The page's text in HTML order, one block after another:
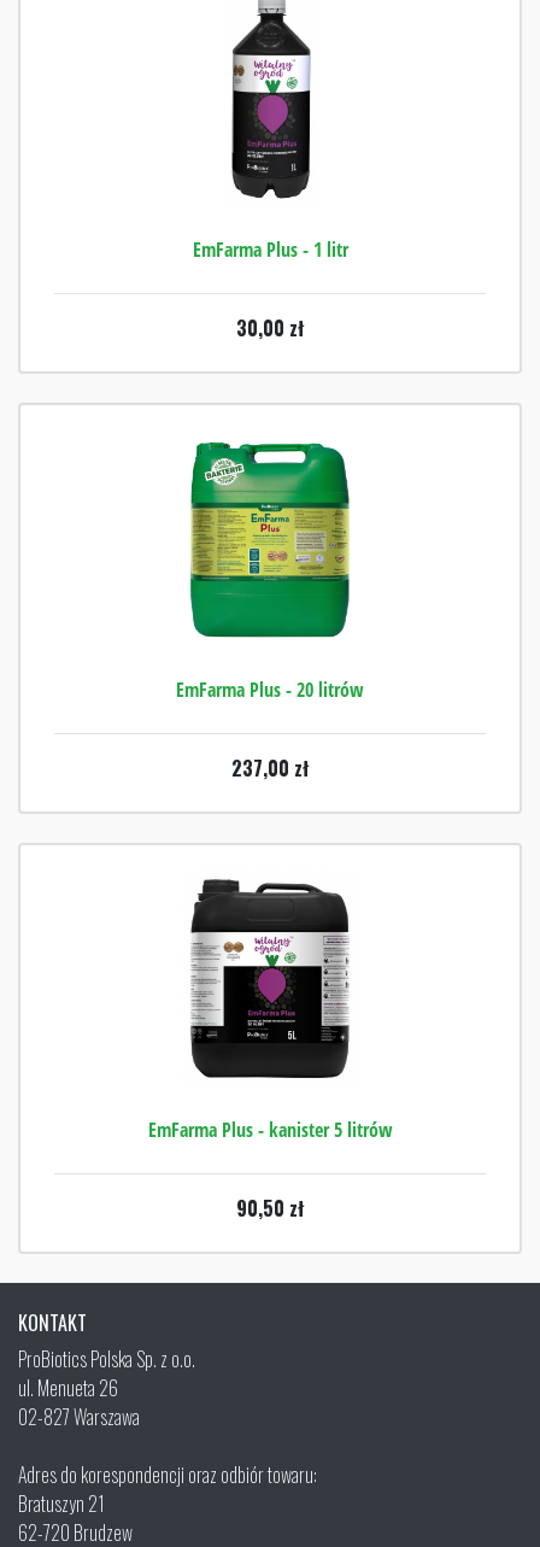
EmFarma Plus - 1 litr
30,00 zł
EmFarma Plus - 20 litrów
237,00 zł
EmFarma Plus - kanister 5 litrów
90,50 zł
KONTAKT
ProBiotics Polska Sp. z o.o.
ul. Menueta 26
02-827 Warszawa
Adres do korespondencji oraz odbiór towaru:
Bratuszyn 21
62-720 Brudzew